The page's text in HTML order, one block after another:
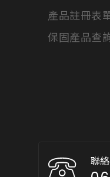
產品註冊表
保固產品查
聯